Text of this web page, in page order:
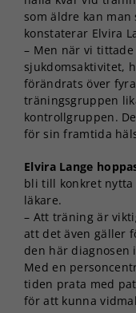
som äldre kan
konstaterar Elvira
– Men när vi
sjukdomsaktivitet,
förändrats över
träningsgruppen
kontrollgruppen.
för sin framtida
Elvira Lange
bli till konkret
läkare.
– Att träning är
att det även gäller
den här
Med en
tiden prata med
för att kunna